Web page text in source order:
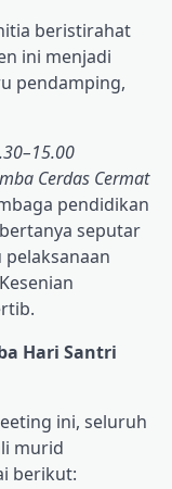
beristirahat
ini menjadi
pendamping,
Cerdas Cermat
pendidikan
seputar
Hari Santri
ini, seluruh
murid
berikut: